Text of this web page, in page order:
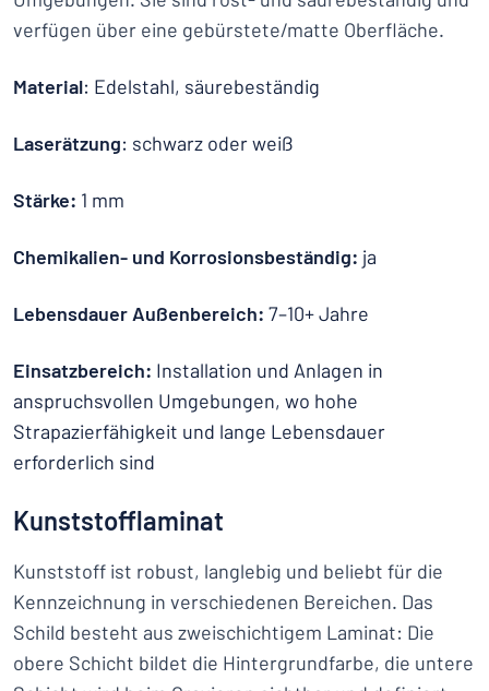
verfügen über eine gebürstete/matte Oberfläche.
Material: Edelstahl, säurebeständig
Laserätzung: schwarz oder weiß
Stärke: 1 mm
Chemikalien- und Korrosionsbeständig: ja
Lebensdauer Außenbereich: 7–10+ Jahre
Einsatzbereich: Installation und Anlagen in
anspruchsvollen Umgebungen, wo hohe
Strapazierfähigkeit und lange Lebensdauer
erforderlich sind
Kunststofflaminat
Kunststoff ist robust, langlebig und beliebt für die
Kennzeichnung in verschiedenen Bereichen. Das
Schild besteht aus zweischichtigem Laminat: Die
obere Schicht bildet die Hintergrundfarbe, die untere